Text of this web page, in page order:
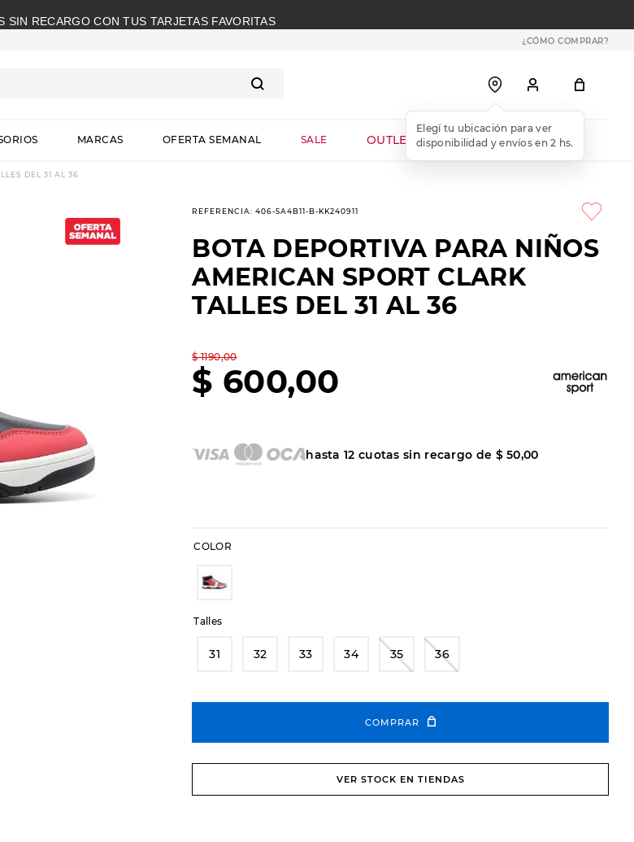
SIN RECARGO CON TUS TARJETAS FAVORITAS
¿CÓMO COMPRAR?
MARCAS OFERTA SEMANAL SALE OUTLET WEB
DEL 31 AL 36
REFERENCIA:406-5A4B11-B-KK240911
BOTA DEPORTIVA PARA NIÑOS
AMERICAN SPORT CLARK
TALLES DEL 31 AL 36
$ 1190,00
$ 600,00
hasta12 cuotas sin recargo de $ 50,00
COLOR
Talles
31 32 33 34 35 36
COMPRAR
VER STOCK EN TIENDAS